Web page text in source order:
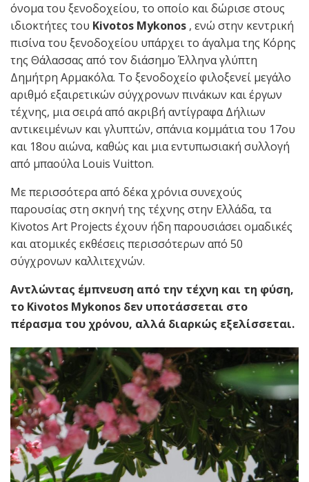
όνομα του ξενοδοχείου, το οποίο και δώρισε στους
ιδιοκτήτες του Kivotos Mykonos , ενώ στην κεντρική
πισίνα του ξενοδοχείου υπάρχει το άγαλμα της Κόρης
της Θάλασσας από τον διάσημο Έλληνα γλύπτη
Δημήτρη Αρμακόλα. Το ξενοδοχείο φιλοξενεί μεγάλο
αριθμό εξαιρετικών σύγχρονων πινάκων και έργων
τέχνης, μια σειρά από ακριβή αντίγραφα Δήλιων
αντικειμένων και γλυπτών, σπάνια κομμάτια του 17ου
και 18ου αιώνα, καθώς και μια εντυπωσιακή συλλογή
από μπαούλα Louis Vuitton.
Με περισσότερα από δέκα χρόνια συνεχούς
παρουσίας στη σκηνή της τέχνης στην Ελλάδα, τα
Kivotos Art Projects έχουν ήδη παρουσιάσει ομαδικές
και ατομικές εκθέσεις περισσότερων από 50
σύγχρονων καλλιτεχνών.
Αντλώντας έμπνευση από την τέχνη και τη φύση,
το Kivotos Mykonos δεν υποτάσσεται στο
πέρασμα του χρόνου, αλλά διαρκώς εξελίσσεται.